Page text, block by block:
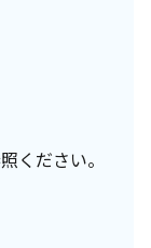
ください。